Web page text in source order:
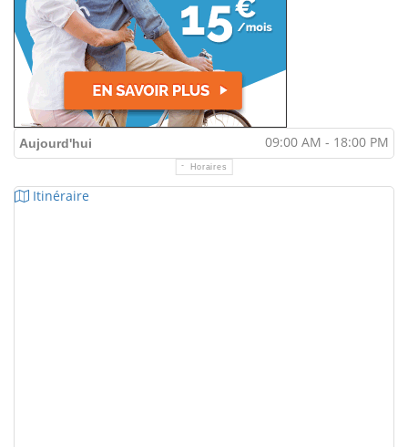
Aujourd'hui 09:00 AM - 18:00 PM
Horaires
Itinéraire